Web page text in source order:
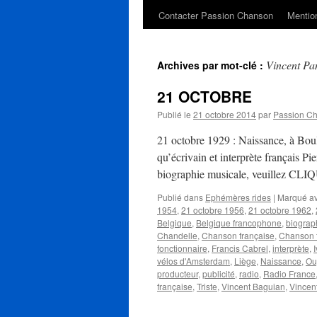
Contacter Passion Chanson
Archives par mot-clé : Vincent
21 OCTOBRE
Publié le 21 octobre 2014par Passion
21 octobre 1929 : Naissance, à
qu’écrivain et interprète français
biographie musicale, veuillez
Publié dans Ephémères rides | Marqué
1954, 21 octobre 1956, 21 octobre 1962,
Belgique, Belgique francophone,
Chandelle, Chanson française, Chanson
fonctionnaire, Francis Cabrel, interprète,
vélos d'Amsterdam, Liège, Naissance,
producteur, publicité, radio, Radio France,
française, Triste, Vincent Baguian,